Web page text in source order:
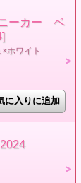
ニーカー ベ
ホワイト